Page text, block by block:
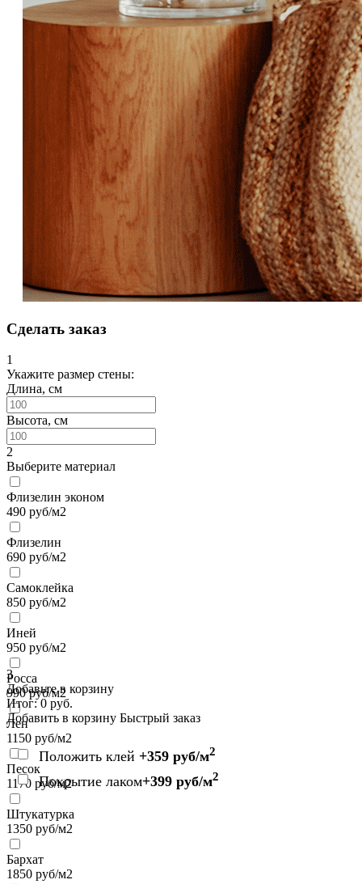
Сделать заказ
1
Укажите размер стены:
Длина, см
Высота, см
2
Выберите материал
Флизелин эконом
490 руб/м2
Флизелин
690 руб/м2
Самоклейка
850 руб/м2
Иней
950 руб/м2
Росса
990руб/м2
Лен
1150 руб/м2
Песок
1170 руб/м2
Штукатурка
1350 руб/м2
Бархат
1850 руб/м2
3
Добавьте в корзину
Итог:0 руб.
Добавить в корзину Быстрый заказ
Положить клей +359 руб/м2
Покрытие лаком+399 руб/м2